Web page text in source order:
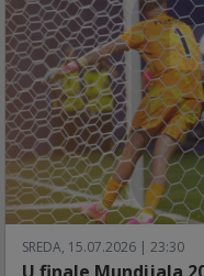
SREDA, 15.07.2026 | 23:30